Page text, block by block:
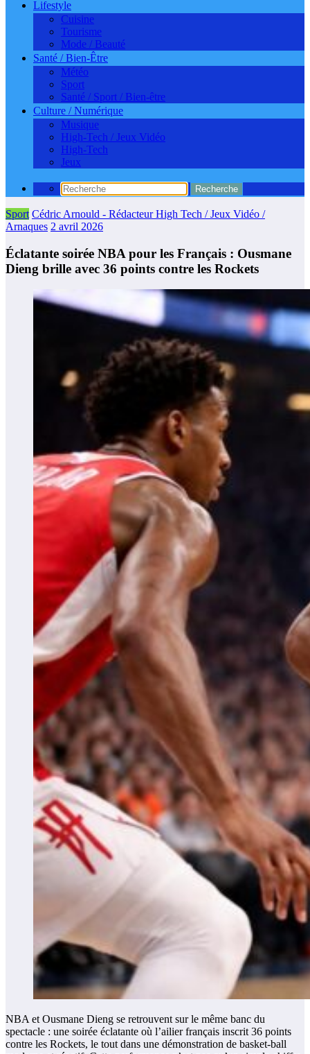
Lifestyle
Cuisine
Tourisme
Mode / Beauté
Santé / Bien-Être
Météo
Sport
Santé / Sport / Bien-être
Culture / Numérique
Musique
High-Tech / Jeux Vidéo
High-Tech
Jeux
Sport Cédric Arnould - Rédacteur High Tech / Jeux Vidéo /
Arnaques 2 avril 2026
Éclatante soirée NBA pour les Français : Ousmane
Dieng brille avec 36 points contre les Rockets
NBA et Ousmane Dieng se retrouvent sur le même banc du
spectacle : une soirée éclatante où l’ailier français inscrit 36 points
contre les Rockets, le tout dans une démonstration de basket-ball